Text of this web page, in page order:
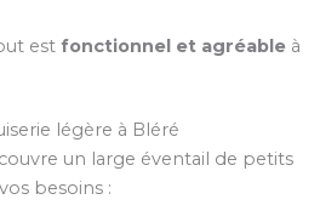
est fonctionnel et agréableà
légère à Bléré
un large éventail de petits
besoins :